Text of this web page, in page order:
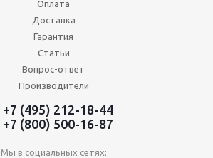
Оплата
Доставка
Гарантия
Статьи
Вопрос-ответ
Производители
+7 (495) 212-18-44
+7 (800) 500-16-87
Мы в социальных сетях: